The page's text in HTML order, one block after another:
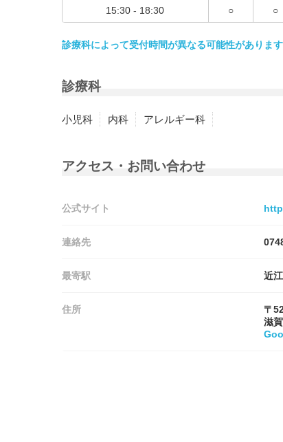
15:30 - 18:30 ○ ○
診療科によって受付時間が異なる可能性がありま
診療科
小児科 内科 アレルギー科
アクセス・お問い合わせ
公式サイト
連絡先
最寄駅 近
住所
〒
滋